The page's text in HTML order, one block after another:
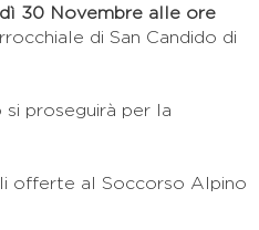
30 Novembre alle ore
di San Candido di
proseguirà per la
offerte al Soccorso Alpino